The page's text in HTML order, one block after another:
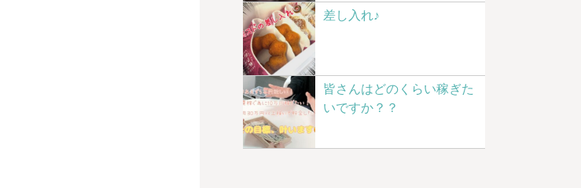
差し入れ♪
皆さんはどのくらい稼ぎた
いですか？？